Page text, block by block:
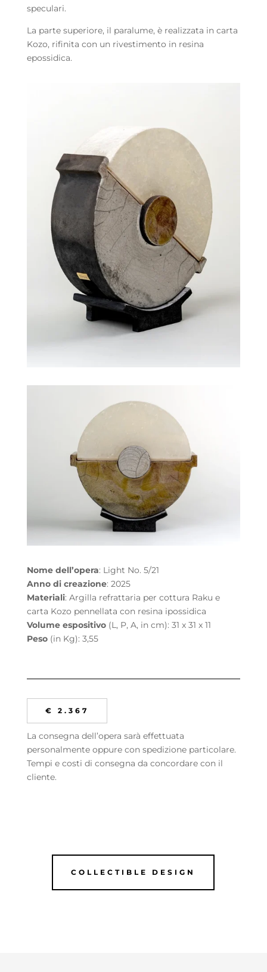
speculari.
La parte superiore, il paralume, è realizzata in carta
Kozo, rifinita con un rivestimento in resina
epossidica.
Nome dell’opera: Light No. 5/21
Anno di creazione: 2025
Materiali: Argilla refrattaria per cottura Raku e
carta Kozo pennellata con resina ipossidica
Volume espositivo(L, P, A, in cm): 31 x 31 x 11
Peso(in Kg): 3,55
€ 2.367
La consegna dell’opera sarà effettuata
personalmente oppure con spedizione particolare.
Tempi e costi di consegna da concordare con il
cliente.
COLLECTIBLE DESIGN